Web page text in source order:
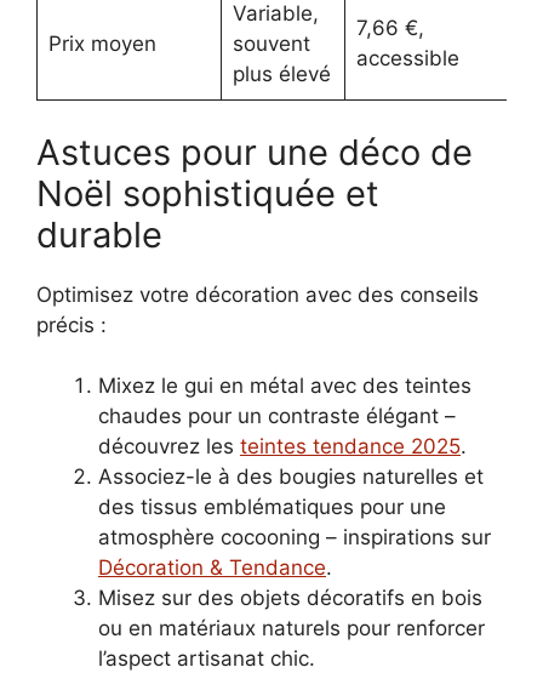
Prix moyen
Variable,
souvent
plus élevé
7,66 €,
accessible
Astuces pour une déco de
Noël sophistiquée et
durable
Optimisez votre décoration avec des conseils
précis :
Mixez le gui en métal avec des teintes
chaudes pour un contraste élégant –
découvrez les teintes tendance 2025.
Associez-le à des bougies naturelles et
des tissus emblématiques pour une
atmosphère cocooning – inspirations sur
Décoration & Tendance.
Misez sur des objets décoratifs en bois
ou en matériaux naturels pour renforcer
l’aspect artisanat chic.